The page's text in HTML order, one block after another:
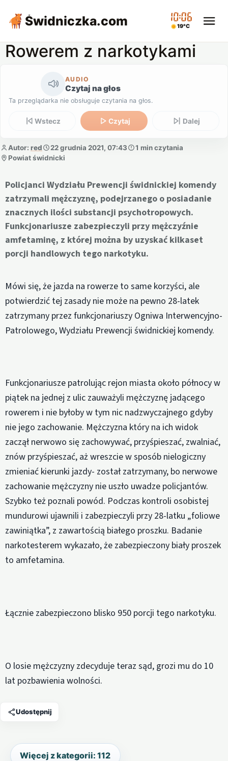
Świdniczka.com 10:06
19°C
Rowerem z narkotykami
AUDIO
Czytaj na głos
Ta przeglądarka nie obsługuje czytania na głos.
Wstecz Czytaj Dalej
Autor: red 22 grudnia 2021, 07:43
1 min czytania
Powiat świdnicki
Policjanci Wydziału Prewencji świdnickiej komendy
zatrzymali mężczyznę, podejrzanego o posiadanie
znacznych ilości substancji psychotropowych.
Funkcjonariusze zabezpieczyli przy mężczyźnie
amfetaminę, z której można by uzyskać kilkaset
porcji handlowych tego narkotyku.
Mówi się, że jazda na rowerze to same korzyści, ale
potwierdzić tej zasady nie może na pewno 28-latek
zatrzymany przez funkcjonariuszy Ogniwa Interwencyjno-
Patrolowego, Wydziału Prewencji świdnickiej komendy.
Funkcjonariusze patrolując rejon miasta około północy w
piątek na jednej z ulic zauważyli mężczyznę jadącego
rowerem i nie byłoby w tym nic nadzwyczajnego gdyby
nie jego zachowanie. Mężczyzna który na ich widok
zaczął nerwowo się zachowywać, przyśpieszać, zwalniać,
znów przyśpieszać, aż wreszcie w sposób nielogiczny
zmieniać kierunki jazdy- został zatrzymany, bo nerwowe
zachowanie mężczyzny nie uszło uwadze policjantów.
Szybko też poznali powód. Podczas kontroli osobistej
mundurowi ujawnili i zabezpieczyli przy 28-latku „foliowe
zawiniątka”, z zawartością białego proszku. Badanie
narkotesterem wykazało, że zabezpieczony biały proszek
to amfetamina.
Łącznie zabezpieczono blisko 950 porcji tego narkotyku.
O losie mężczyzny zdecyduje teraz sąd, grozi mu do 10
lat pozbawienia wolności.
Udostępnij
Więcej z kategorii: 112